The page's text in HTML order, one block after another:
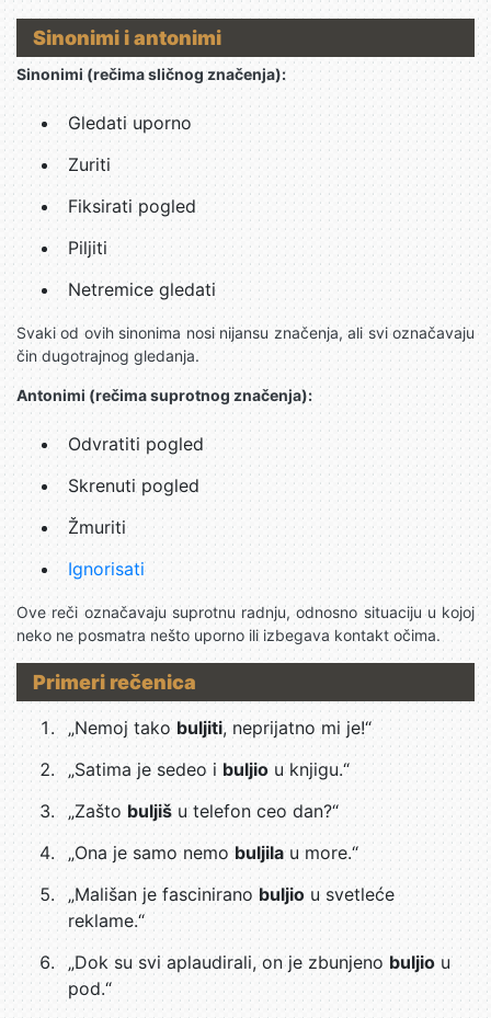
Sinonimi i antonimi
Sinonimi (rečima sličnog značenja):
Gledati uporno
Zuriti
Fiksirati pogled
Piljiti
Netremice gledati
Svaki od ovih sinonima nosi nijansu značenja, ali svi označavaju
čin dugotrajnog gledanja.
Antonimi (rečima suprotnog značenja):
Odvratiti pogled
Skrenuti pogled
Žmuriti
Ignorisati
Ove reči označavaju suprotnu radnju, odnosno situaciju u kojoj
neko ne posmatra nešto uporno ili izbegava kontakt očima.
Primeri rečenica
„Nemoj tako buljiti, neprijatno mi je!“
„Satima je sedeo i buljio u knjigu.“
„Zašto buljiš u telefon ceo dan?“
„Ona je samo nemobuljilau more.“
„Mališan je fascinirano buljio u svetleće
reklame.“
„Dok su svi aplaudirali, on je zbunjeno buljio u
pod.“